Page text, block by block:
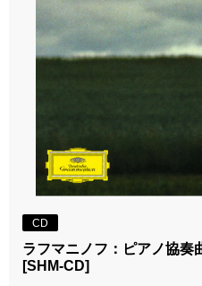
CD
ラフマニノフ：ピアノ協奏
[SHM-CD]